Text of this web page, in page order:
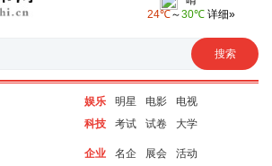
娱乐 明星 电影
电视
科技
考试 试卷 大学
企业 名企 展会
活动